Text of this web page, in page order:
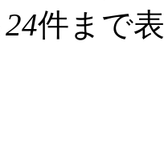
24件まで